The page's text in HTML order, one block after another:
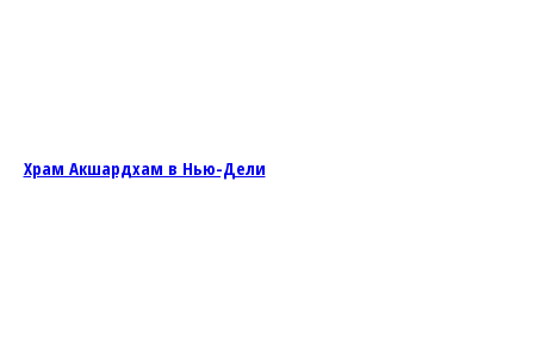
Храм Акшардхам в Нью-Дели